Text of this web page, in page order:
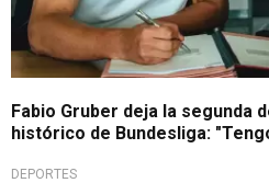
Fabio Gruber deja la segunda
histórico de Bundesliga:
DEPORTES